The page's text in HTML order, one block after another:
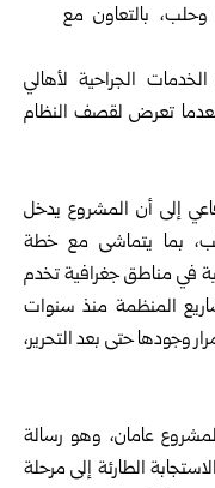
بالتعاون مع
الجراحية لأهالي
تعرض لقصف النظام
إلى أن المشروع يدخل
بما يتماشى مع خطة
في مناطق جغرافية تخدم
المنظمة منذ سنوات
وجودها حتى بعد التحرير،
عامان، وهو رسالة
الطارئة إلى مرحلة